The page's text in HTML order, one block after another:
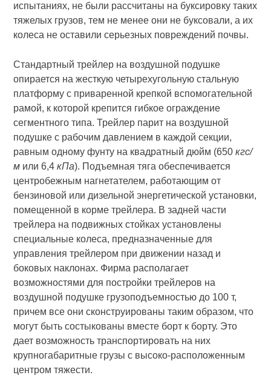
испытаниях, не были рассчитаны на буксировку таких
тяжелых грузов, тем не менее они не буксовали, а их
колеса не оставили серьезных повреждений почвы.
Стандартный трейлер на воздушной подушке
опирается на жесткую четырехугольную стальную
платформу с приваренной крепкой вспомогательной
рамой, к которой крепится гибкое ограждение
сегментного типа. Трейлер парит на воздушной
подушке с рабочим давлением в каждой секции,
равным одному фунту на квадратный дюйм (650кгс/
м или 6,4кПа). Подъемная тяга обеспечивается
центробежным нагнетателем, работающим от
бензиновой или дизельной энергетической установки,
помещенной в корме трейлера. В задней части
трейлера на подвижных стойках установлены
специальные колеса, предназначенные для
управления трейлером при движении назад и
боковых наклонах. Фирма располагает
возможностями для постройки трейлеров на
воздушной подушке грузоподъемностью до 100 т,
причем все они сконструированы таким образом, что
могут быть состыкованы вместе борт к борту. Это
дает возможность транспортировать на них
крупногабаритные грузы с высоко-расположенным
центром тяжести.